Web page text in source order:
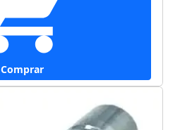
Comprar